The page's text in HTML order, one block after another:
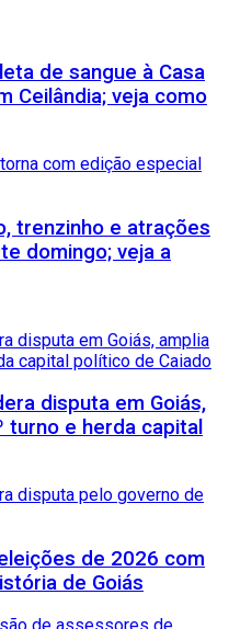
de sangue à Casa
Ceilândia; veja como
trenzinho e atrações
domingo; veja a
disputa em Goiás,
turno e herda capital
de 2026 com
de Goiás